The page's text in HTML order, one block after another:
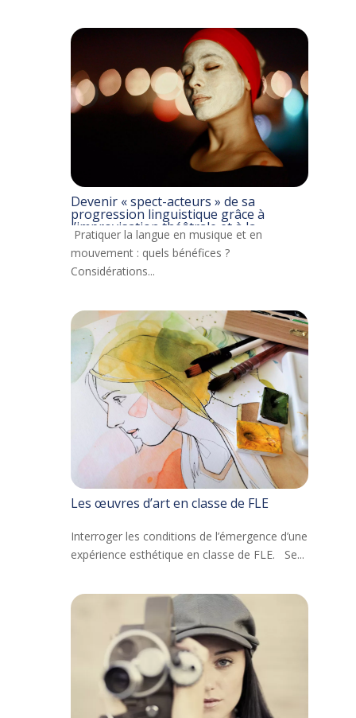
Devenir « spect-acteurs » de sa
progression linguistique grâce à
l’improvisation théâtrale et à la
musique
Pratiquer la langue en musique et en
mouvement : quels bénéfices ?
Considérations...
Les œuvres d’art en classe de FLE
Interroger les conditions de l’émergence d’une
expérience esthétique en classe de FLE. Se...